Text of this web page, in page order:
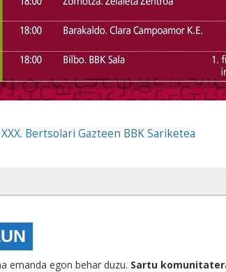
XXX. Bertsolari Gazteen BBK Sariketea
emanda egon behar duzu. Sartu